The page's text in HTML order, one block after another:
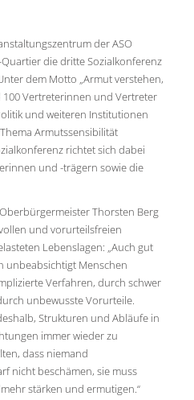
der ASO
die dritte Sozialkonferenz
dem Motto „Armut verstehen,
Vertreterinnen und Vertreter
und weiteren Institutionen
Armutssensibilität
richtet sich dabei
und -trägern sowie die
Thorsten Berg
und vorurteilsfreien
Lebenslagen: „Auch gut
unbeabsichtigt Menschen
Verfahren, durch schwer
unbewusste Vorurteile.
Strukturen und Abläufe in
immer wieder zu
dass niemand
nicht beschämen, sie muss
stärken und ermutigen.“